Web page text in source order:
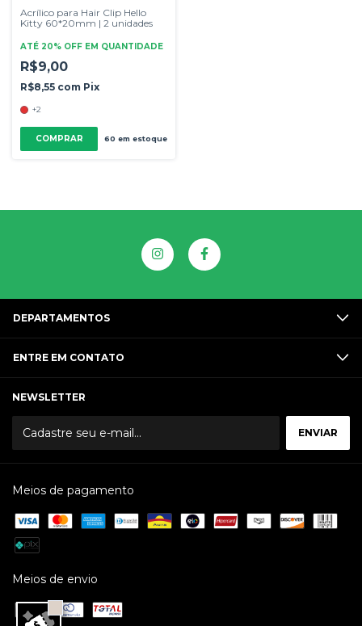
Acrílico para Hair Clip Hello
Kitty 60*20mm | 2 unidades
ATÉ 20% OFF EM QUANTIDADE
R$9,00
R$8,55 com Pix
+2
COMPRAR 60 em estoque
DEPARTAMENTOS
ENTRE EM CONTATO
NEWSLETTER
Meios de pagamento
Meios de envio